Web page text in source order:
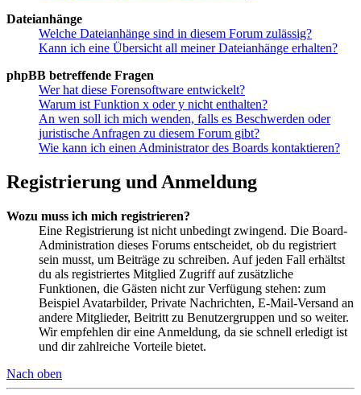
Dateianhänge
Welche Dateianhänge sind in diesem Forum zulässig?
Kann ich eine Übersicht all meiner Dateianhänge erhalten?
phpBB betreffende Fragen
Wer hat diese Forensoftware entwickelt?
Warum ist Funktion x oder y nicht enthalten?
An wen soll ich mich wenden, falls es Beschwerden oder
juristische Anfragen zu diesem Forum gibt?
Wie kann ich einen Administrator des Boards kontaktieren?
Registrierung und Anmeldung
Wozu muss ich mich registrieren?
Eine Registrierung ist nicht unbedingt zwingend. Die Board-
Administration dieses Forums entscheidet, ob du registriert
sein musst, um Beiträge zu schreiben. Auf jeden Fall erhältst
du als registriertes Mitglied Zugriff auf zusätzliche
Funktionen, die Gästen nicht zur Verfügung stehen: zum
Beispiel Avatarbilder, Private Nachrichten, E-Mail-Versand an
andere Mitglieder, Beitritt zu Benutzergruppen und so weiter.
Wir empfehlen dir eine Anmeldung, da sie schnell erledigt ist
und dir zahlreiche Vorteile bietet.
Nach oben